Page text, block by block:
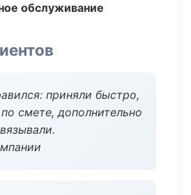
обслуживание
приняли быстро,
смете, дополнительно